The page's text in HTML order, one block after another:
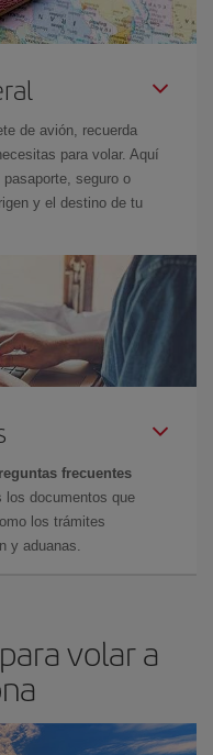
de avión, recuerda
para volar. Aquí
seguro o
y el destino de tu
frecuentes
los documentos que
los trámites
y aduanas.
volar a